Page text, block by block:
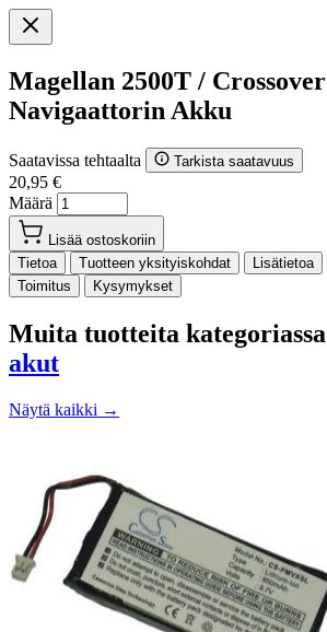
Magellan 2500T / Crossover
Navigaattorin Akku
Saatavissa tehtaalta Tarkista saatavuus
20,95 €
Määrä
Lisää ostoskoriin
Tietoa
Tuotteen yksityiskohdat Lisätietoa
Toimitus
Kysymykset
Muita tuotteita kategoriassa
akut
Näytä kaikki →